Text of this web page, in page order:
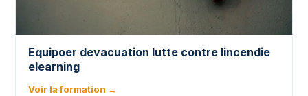
Equipoer devacuation lutte contre lincendie
elearning
Voir la formation →